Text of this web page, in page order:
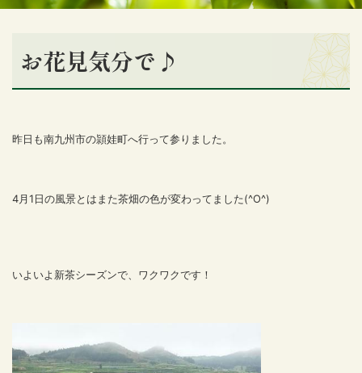
お花見気分で♪
昨日も南九州市の頴娃町へ行って参りました。
4月1日の風景とはまた茶畑の色が変わってました(^O^)
いよいよ新茶シーズンで、ワクワクです！